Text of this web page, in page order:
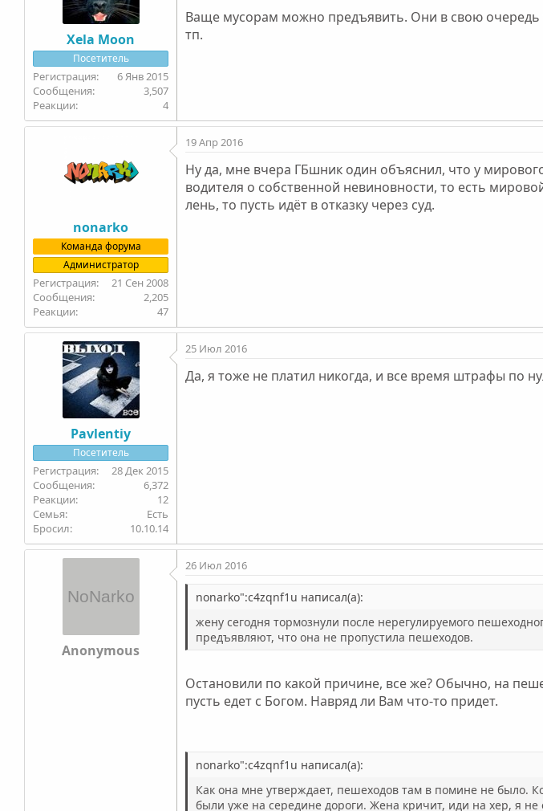
Xela Moon
Посетитель
6 Янв 2015
3,507
4
Ваще мусорам можно предъявить. Они в свою очередь
тп.
nonarko
Команда форума
Администратор
21 Сен 2008
2,205
47
19 Апр 2016
Ну да, мне вчера ГБшник один объяснил, что у
водителя о собственной невиновности, то есть
лень, то пусть идёт в отказку через суд.
Pavlentiy
Посетитель
28 Дек 2015
6,372
12
Семья
Есть
Бросил
10.10.14
25 Июл 2016
Да, я тоже не платил никогда, и все время штрафы по
Anonymous
26 Июл 2016
nonarko":c4zqnf1u написал(а):
жену сегодня тормознули после нерегулируемого
предъявляют, что она не пропустила пешеходов.
Остановили по какой причине, все же? Обычно, на
пусть едет с Богом. Навряд ли Вам что-то придет.
nonarko":c4zqnf1u написал(а):
Как она мне утверждает, пешеходов там в помине не было.
были уже на середине дороги. Жена кричит, иди на хер, я